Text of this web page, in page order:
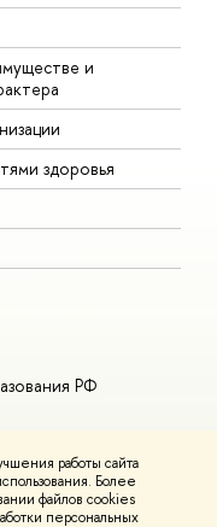
работы сайта
Более
файлов cookies
персональных
и
здоровья
РФ